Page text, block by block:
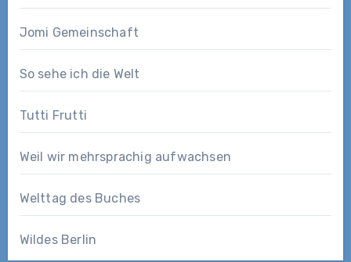
Jomi Gemeinschaft
So sehe ich die Welt
Tutti Frutti
Weil wir mehrsprachig aufwachsen
Welttag des Buches
Wildes Berlin